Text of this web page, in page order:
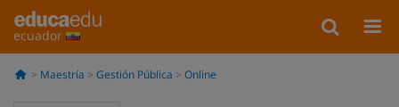
ecuador
Maestría Gestión Pública Online